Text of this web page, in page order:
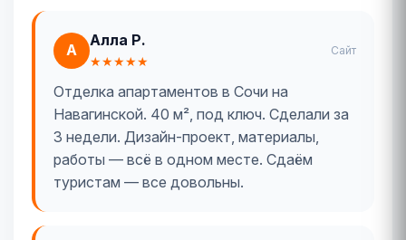
А
Алла Р.
★★★★★
Сайт
Отделка апартаментов в Сочи на
Навагинской. 40 м², под ключ. Сделали за
3 недели. Дизайн-проект, материалы,
работы — всё в одном месте. Сдаём
туристам — все довольны.